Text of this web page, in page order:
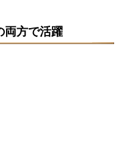
両方で活躍